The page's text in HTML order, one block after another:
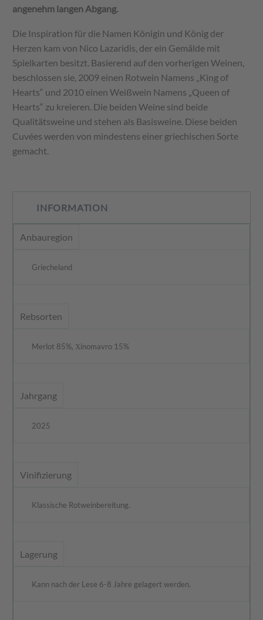
angenehm langen Abgang.
Die Inspiration für die Namen Königin und König der
Herzen kam von Nico Lazaridis, der ein Gemälde mit
Spielkarten besitzt. Basierend auf den vorherigen Weinen,
beschlossen sie, 2009 einen Rotwein Namens „King of
Hearts“ und 2010 einen Weißwein Namens „Queen of
Hearts“ zu kreieren. Die beiden Weine sind beide
Qualitätsweine und stehen als Basisweine. Diese beiden
Cuvées werden von mindestens einer griechischen Sorte
gemacht.
INFORMATION
Anbauregion
Griecheland
Rebsorten
Merlot 85%, Χinomavro 15%
Jahrgang
2025
Vinifizierung
Klassische Rotweinbereitung.
Lagerung
Kann nach der Lese 6-8 Jahre gelagert werden.